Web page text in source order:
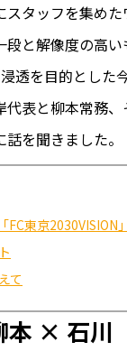
タッフを集めた
と解像度の高
透を目的とした
表と柳本常務
を聞きました。
東京2030VISION
て
× 石川